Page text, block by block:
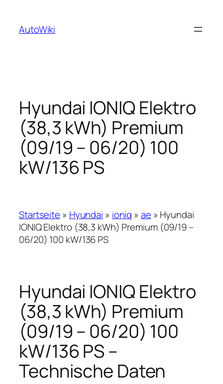
springen
AutoWiki
Hyundai IONIQ Elektro
(38,3 kWh) Premium
(09/19 – 06/20) 100
kW/136 PS
Startseite » Hyundai » ioniq » ae » Hyundai
IONIQ Elektro (38,3 kWh) Premium (09/19 –
06/20) 100 kW/136 PS
Hyundai IONIQ Elektro
(38,3 kWh) Premium
(09/19 – 06/20) 100
kW/136 PS –
Technische Daten